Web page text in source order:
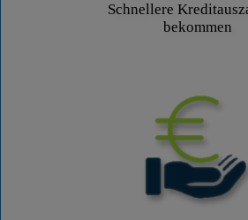
Schnellere
bekommen